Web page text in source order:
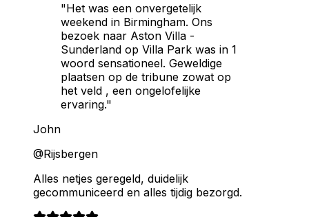
"Het was een onvergetelijk
weekend in Birmingham. Ons
bezoek naar Aston Villa -
Sunderland op Villa Park was in 1
woord sensationeel. Geweldige
plaatsen op de tribune zowat op
het veld , een ongelofelijke
ervaring."
John
@Rijsbergen
Alles netjes geregeld, duidelijk
gecommuniceerd en alles tijdig bezorgd.